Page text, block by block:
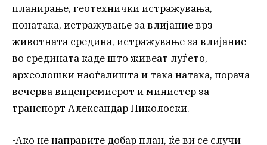
планирање, геотехнички истражувања,
понатака, истражување за влијание врз
животната средина, истражување за влијание
во средината каде што живеат луѓето,
археолошки наоѓалишта и така натака, порача
вечерва вицепремиерот и министер за
транспорт Александар Николоски.
-Ако не направите добар план, ќе ви се случи